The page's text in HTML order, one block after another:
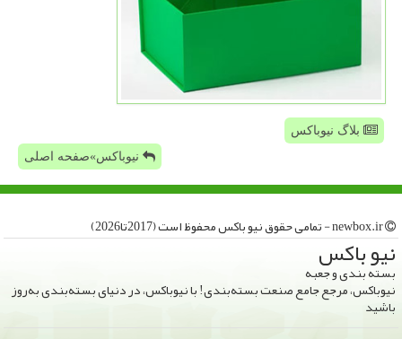
بلاگ نیوباکس
نیوباکس»صفحه اصلی
نیو باكس
بسته بندی و جعبه
نیوباکس، مرجع جامع صنعت بسته‌بندی! با نیوباکس، در دنیای بسته‌بندی به‌روز
باشید